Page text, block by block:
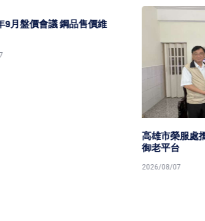
高雄市榮服處攜青溪總會共築安心